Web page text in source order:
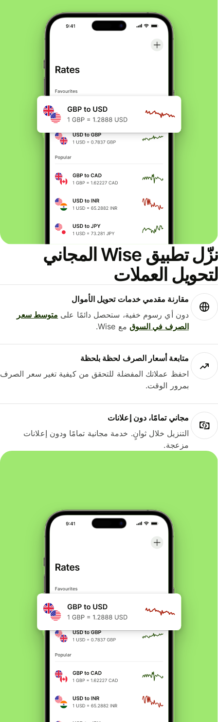
نزّل تطبيق Wise المجاني
العملات
مقارنة مقدمي خدمات تحويل الأموال
دون أي رسوم خفية، ستحصل دائمًا علىمتوسط ​​سعر
الصرف في السوقمع Wise.
متابعة أسعار الصرف لحظة بلحظة
احفظ عملاتك المفضلة للتحقق من كيفية تغير سعر الصرف
بمرور الوقت.
مجاني تمامًا، دون إعلانات
التنزيل خلال ثوانٍ. خدمة مجانية تمامًا ودون إعلانات
مزعجة.